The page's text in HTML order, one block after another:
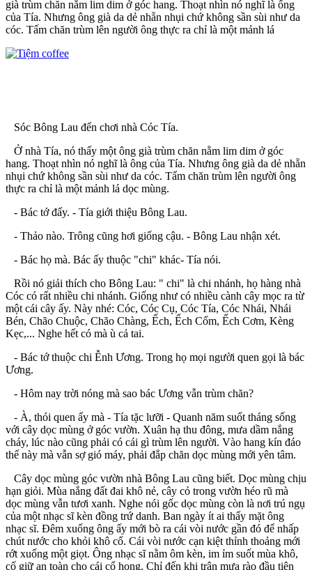
già trùm chăn nằm lim dim ở góc hang. Thoạt nhìn nó nghĩ là ổng
của Tía. Nhưng ông già da dẻ nhẵn nhụi chứ không sần sùi như da
cóc. Tấm chăn trùm lên người ông thực ra chỉ là một mảnh lá
Sóc Bông Lau đến chơi nhà Cóc Tía.
Ở nhà Tía, nó thấy một ông già trùm chăn nằm lim dim ở góc
hang. Thoạt nhìn nó nghĩ là ông của Tía. Nhưng ông già da dẻ nhẵn
nhụi chứ không sần sùi như da cóc. Tấm chăn trùm lên người ông
thực ra chỉ là một mảnh lá dọc mùng.
- Bác tớ đấy. - Tía giới thiệu Bông Lau.
- Thảo nào. Trông cũng hơi giống cậu. - Bông Lau nhận xét.
- Bác họ mà. Bác ấy thuộc "chi" khác- Tía nói.
Rồi nó giải thích cho Bông Lau: " chi" là chi nhánh, họ hàng nhà
Cóc có rất nhiều chi nhánh. Giống như có nhiều cành cây mọc ra từ
một cái cây ấy. Này nhé: Cóc, Cóc Cụ, Cóc Tía, Cóc Nhái, Nhái
Bén, Chão Chuộc, Chão Chàng, Ếch, Ếch Cốm, Ếch Cơm, Kèng
Kẹc,... Nghe hết có mà ù cả tai.
- Bác tớ thuộc chi Ễnh Ương. Trong họ mọi người quen gọi là bác
Ương.
- Hôm nay trời nóng mà sao bác Ương vẫn trùm chăn?
- À, thói quen ấy mà - Tía tặc lưỡi - Quanh năm suốt tháng sống
với cây dọc mùng ở góc vườn. Xuân hạ thu đông, mưa dầm nắng
cháy, lúc nào cũng phải có cái gì trùm lên người. Vào hang kín đáo
thế này mà vẫn sợ gió máy, phải đắp chăn dọc mùng mới yên tâm.
Cây dọc mùng góc vườn nhà Bông Lau cũng biết. Dọc mùng chịu
hạn giỏi. Mùa nắng đất đai khô nẻ, cây cỏ trong vườn héo rũ mà
dọc mùng vẫn tươi xanh. Nghe nói gốc dọc mùng còn là nơi trú ngụ
của một nhạc sĩ kèn đồng trứ danh. Ban ngày ít ai thấy mặt ông
nhạc sĩ. Đêm xuống ông ấy mới bò ra cái vòi nước gần đó để nhấp
chút nước cho khỏi khô cổ. Cái vòi nước cạn kiệt thỉnh thoảng mới
rớt xuống một giọt. Ông nhạc sĩ nằm ôm kèn, im ỉm suốt mùa khô,
cố giữ an toàn cho cái cổ họng. Chỉ đến khi trận mưa rào đầu tiên